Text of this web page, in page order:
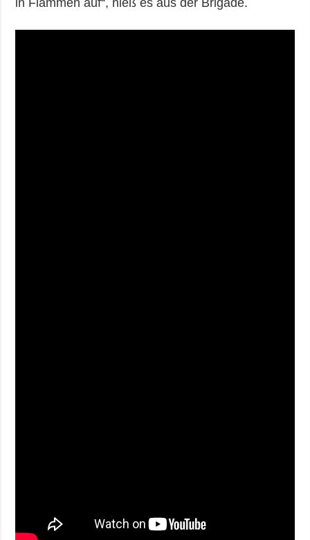
in Flammen auf“, hieß es aus der Brigade.